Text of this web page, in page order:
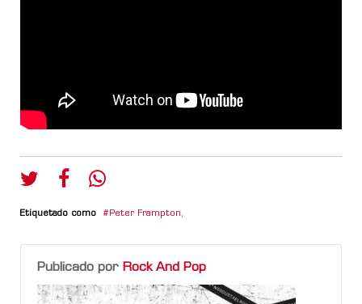
Etiquetado como Peter Frampton,
Publicado por Rock And Pop